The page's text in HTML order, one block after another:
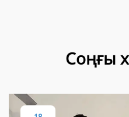
Соңғы